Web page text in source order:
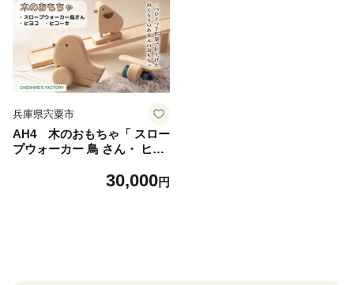
兵庫県宍粟市
AH4 木のおもちゃ「 スロー
プウォーカー 鳥 さん・ ヒヨ
もちゃ 玩具 ひよこ 飛行機 無
30,000円